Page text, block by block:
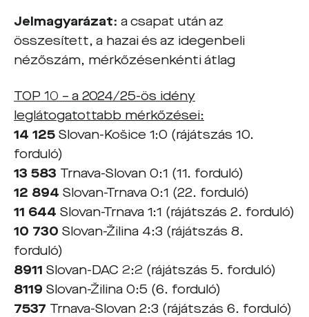
Jelmagyarázat: a csapat után az
összesített, a hazai és az idegenbeli
nézőszám, mérkőzésenkénti átlag
TOP 10 – a 2024/25-ös idény
leglátogatottabb mérkőzései:
14 125 Slovan-Košice 1:0 (rájátszás 10.
forduló)
13 583 Trnava-Slovan 0:1 (11. forduló)
12 894 Slovan-Trnava 0:1 (22. forduló)
11 644 Slovan-Trnava 1:1 (rájátszás 2. forduló)
10 730 Slovan-Žilina 4:3 (rájátszás 8.
forduló)
8911 Slovan-DAC 2:2 (rájátszás 5. forduló)
8119 Slovan-Žilina 0:5 (6. forduló)
7537 Trnava-Slovan 2:3 (rájátszás 6. forduló)